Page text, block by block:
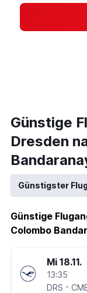
Günstige
Dresden
Günstigster
Günstige
Colombo
Mi 18.11.
13:35
DRS -